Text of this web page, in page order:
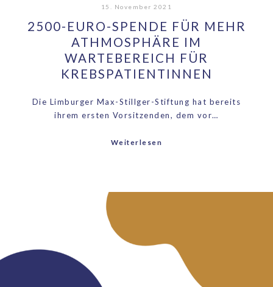
15. November 2021
2500-EURO-SPENDE FÜR MEHR
ATHMOSPHÄRE IM
WARTEBEREICH FÜR
KREBSPATIENTINNEN
Die Limburger Max-Stillger-Stiftung hat bereits
ihrem ersten Vorsitzenden, dem vor…
Weiterlesen